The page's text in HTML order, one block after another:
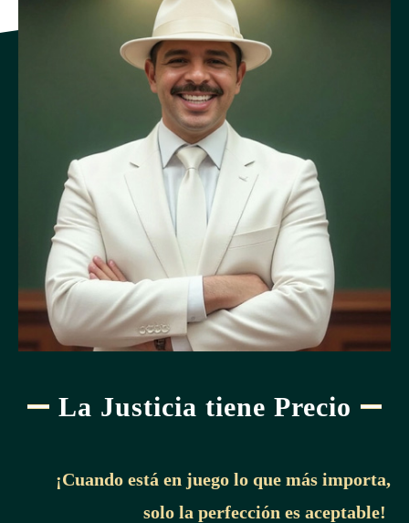
La Justicia tiene Precio
¡Cuando está en juego lo que más importa,
solo la perfección es aceptable!